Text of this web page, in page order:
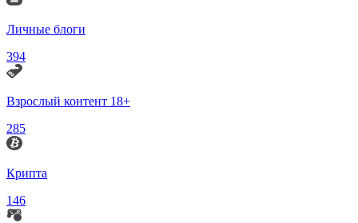
Личные блоги
394
Взрослый контент 18+
285
Крипта
146